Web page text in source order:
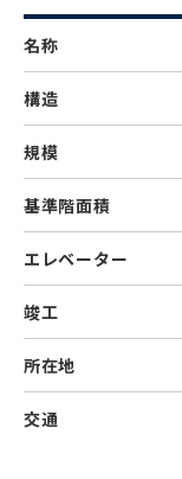
名称
構造
規模
基準階面積
エレベーター
竣工
所在地
交通